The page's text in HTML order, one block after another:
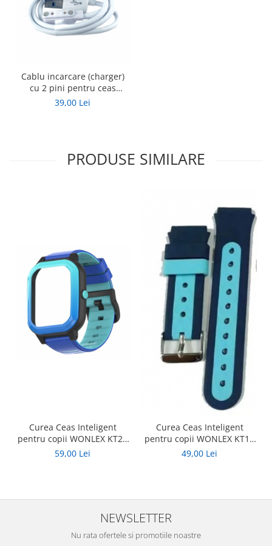
Cablu incarcare (charger)
cu 2 pini pentru ceas
Wonlex
39,00 Lei
PRODUSE SIMILARE
Curea Ceas Inteligent
pentru copii WONLEX KT20
Albastru
59,00 Lei
Curea Ceas Inteligent
pentru copii WONLEX KT15
Albastru
49,00 Lei
NEWSLETTER
Nu rata ofertele si promotiile noastre